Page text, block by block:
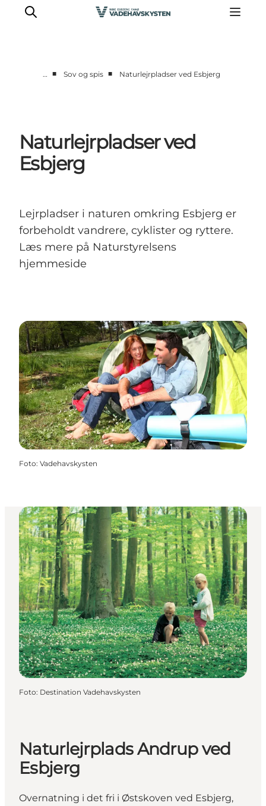
Oplev Fanø
Oplev Mandø
Oplev Vadehavet
… ■ Sov og spis ■ Naturlejrpladser ved Esbjerg
Naturlejrpladser ved
Esbjerg
Lejrpladser i naturen omkring Esbjerg er
forbeholdt vandrere, cyklister og ryttere.
Læs mere på Naturstyrelsens
hjemmeside
Foto: Vadehavskysten
Foto: Destination Vadehavskysten
Naturlejrplads Andrup ved
Esbjerg
Overnatning i det fri i Østskoven ved Esbjerg,